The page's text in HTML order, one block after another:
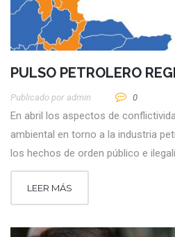
PULSO PETROLERO
Publicado por Admin 0
En abril los aspectos de
ambiental en torno a la industria
los hechos de orden público e
LEER MÁS